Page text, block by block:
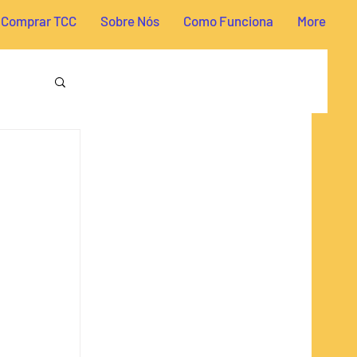
Comprar TCC Sobre Nós Como Funciona More